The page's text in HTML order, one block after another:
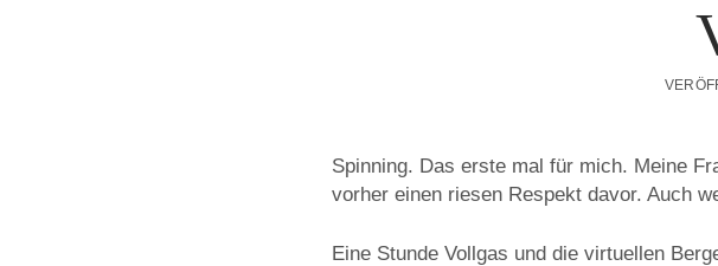
Spinning. Das erste mal für mich. Meine
vorher einen riesen Respekt davor. Auch
Eine Stunde Vollgas und die virtuellen